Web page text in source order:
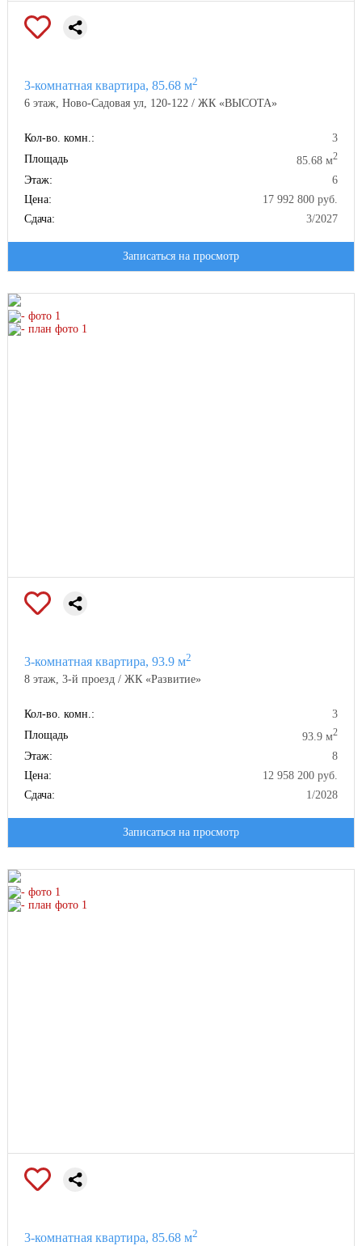
3-комнатная квартира, 85.68 м2
6 этаж, Ново-Садовая ул, 120-122 / ЖК «ВЫСОТА»
Кол-во. комн.:
3
Площадь
85.68 м2
Этаж:
6
Цена:
17 992 800 руб.
Сдача:
3/2027
Записаться на просмотр
3-комнатная квартира, 93.9 м2
8 этаж, 3-й проезд / ЖК «Развитие»
Кол-во. комн.:
3
Площадь
93.9 м2
Этаж:
8
Цена:
12 958 200 руб.
Сдача:
1/2028
Записаться на просмотр
3-комнатная квартира, 85.68 м2